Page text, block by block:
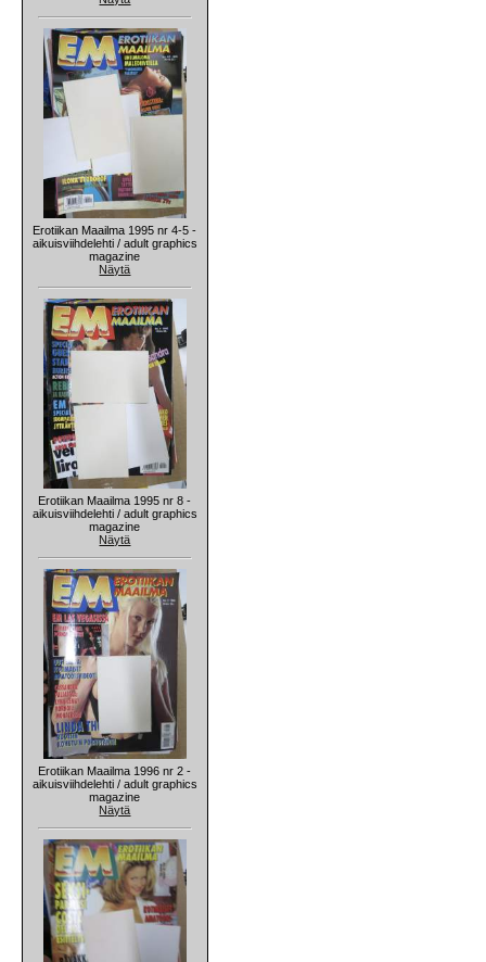
Erotiikan Maailma 1995 nr 4-5 -
aikuisviihdelehti / adult graphics
magazine
Näytä
Erotiikan Maailma 1995 nr 8 -
aikuisviihdelehti / adult graphics
magazine
Näytä
Erotiikan Maailma 1996 nr 2 -
aikuisviihdelehti / adult graphics
magazine
Näytä